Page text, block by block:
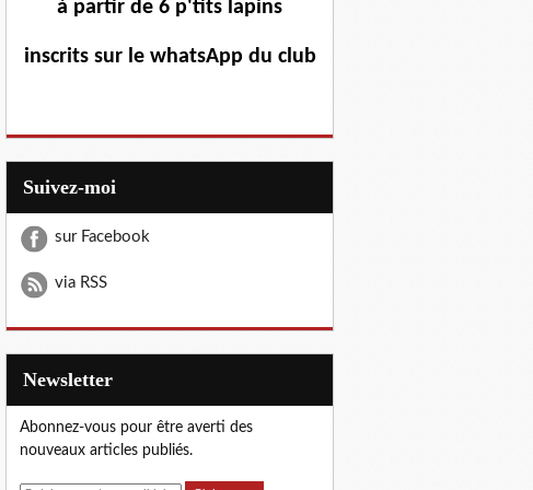
à partir de 6 p'tits lapins
inscrits sur le whatsApp du club
Suivez-moi
sur Facebook
via RSS
Newsletter
Abonnez-vous pour être averti des
nouveaux articles publiés.